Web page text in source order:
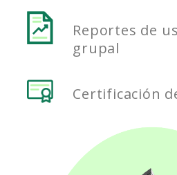
Reportes de
grupal
Certificación